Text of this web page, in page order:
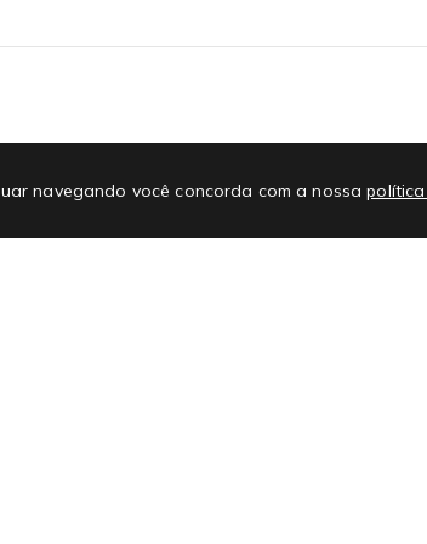
navegando você concorda com a nossa